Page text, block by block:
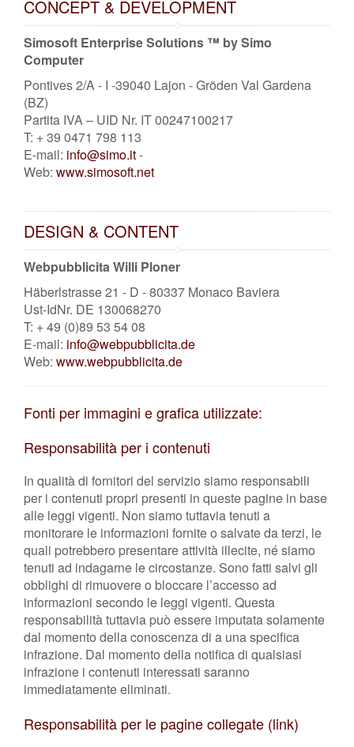
CONCEPT & DEVELOPMENT
Simosoft Enterprise Solutions ™ by Simo
Computer
Pontives 2/A - I -39040 Lajon - Gröden Val Gardena
(BZ)
Partita IVA – UID Nr. IT 00247100217
T: + 39 0471 798 113
E-mail: info@simo.it-
Web: www.simosoft.net
DESIGN & CONTENT
Webpubblicita Willi Ploner
Häberlstrasse 21 - D - 80337 Monaco Baviera
Ust-IdNr. DE 130068270
T: + 49 (0)89 53 54 08
E-mail: info@webpubblicita.de
Web: www.webpubblicita.de
Fonti per immagini e grafica utilizzate:
Responsabilità per i contenuti
In qualità di fornitori del servizio siamo responsabili
per i contenuti propri presenti in queste pagine in base
alle leggi vigenti. Non siamo tuttavia tenuti a
monitorare le informazioni fornite o salvate da terzi, le
quali potrebbero presentare attività illecite, né siamo
tenuti ad indagarne le circostanze. Sono fatti salvi gli
obblighi di rimuovere o bloccare l’accesso ad
informazioni secondo le leggi vigenti. Questa
responsabilità tuttavia può essere imputata solamente
dal momento della conoscenza di a una specifica
infrazione. Dal momento della notifica di qualsiasi
infrazione i contenuti interessati saranno
immediatamente eliminati.
Responsabilità per le pagine collegate (link)